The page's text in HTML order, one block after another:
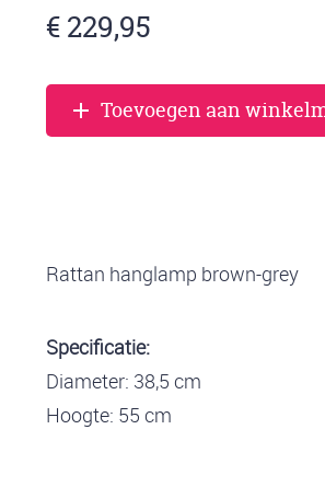
€ 229,95
Toevoegen aan
Rattan hanglamp brown-grey
Specificatie:
Diameter: 38,5 cm
Hoogte: 55 cm